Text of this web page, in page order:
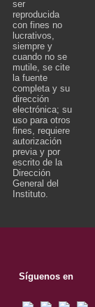
ser
reproducida
con fines no
lucrativos,
siempre y
cuando no se
mutile, se cite
la fuente
completa y su
dirección
electrónica; su
uso para otros
fines, requiere
autorización
previa y por
escrito de la
Dirección
General del
Instituto.
Síguenos en